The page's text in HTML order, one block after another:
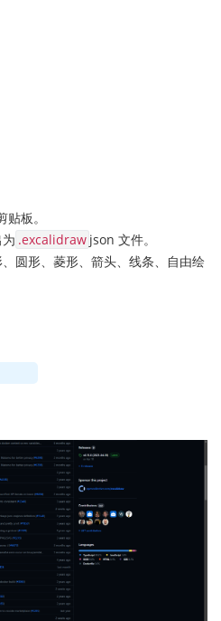
板。
.excalidraw json 文件。
圆形、菱形、箭头、线条、自由绘